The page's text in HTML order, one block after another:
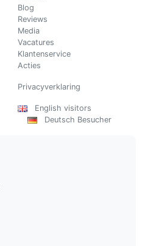
Blog
Reviews
Media
Vacatures
Klantenservice
Acties
Privacyverklaring
English visitors
Deutsch Besucher